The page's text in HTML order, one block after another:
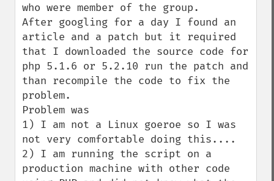
who were member of the group.
After googling for a day I found an
article and a patch but it required
that I downloaded the source code for
php 5.1.6 or 5.2.10 run the patch and
than recompile the code to fix the
problem.
Problem was
1) I am not a Linux goeroe so I was
not very comfortable doing this....
2) I am running the script on a
production machine with other code